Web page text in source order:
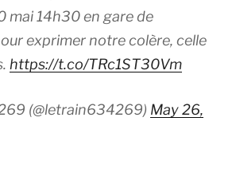
mai 14h30 en gare de
exprimer notre colère, celle
https://t.co/TRc1ST30Vm
(@letrain634269) May 26,